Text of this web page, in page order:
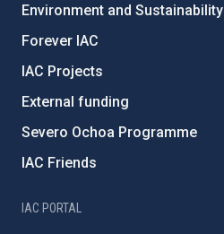
Environment and Sustainability
Forever IAC
IAC Projects
External funding
Severo Ochoa Programme
IAC Friends
IAC PORTAL